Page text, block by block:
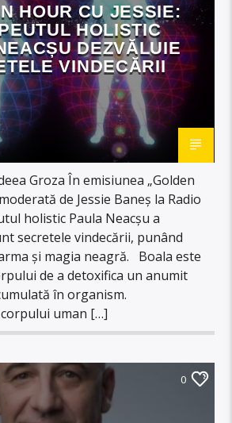
HOUR CU JESSIE:
HOLISTIC
DEZVĂLUIE
VINDECĂRII
Groza În emisiunea „Golden
de Jessie Baneș la Radio
holistic Paula Neacșu a
secretele vindecării, punând
și magia neagră. Boala este
de a detoxifica un anumit
în organism.
uman […]
0